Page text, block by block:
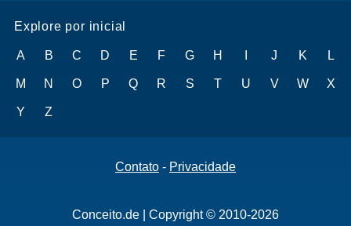
Explore por inicial
A B C D E F G H J K L
M N O P Q R S T U V W X
Y Z
Contato - Privacidade
Conceito.de | Copyright © 2010-2026